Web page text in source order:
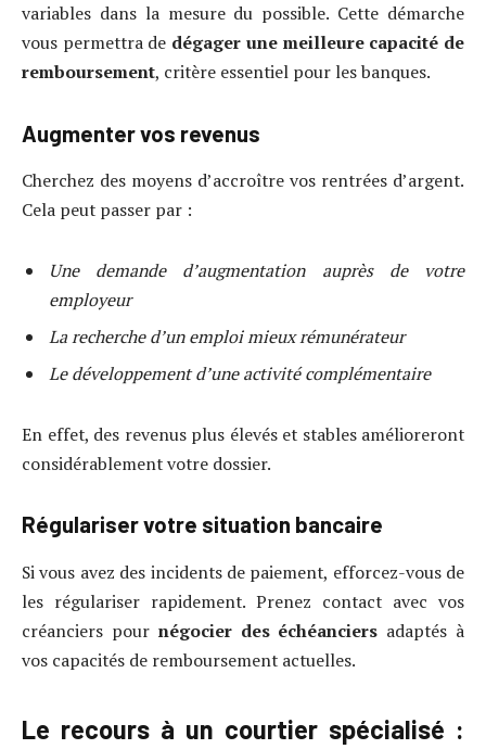
variables dans la mesure du possible. Cette démarche
vous permettra de dégager une meilleure capacité de
remboursement, critère essentiel pour les banques.
Augmenter vos revenus
Cherchez des moyens d’accroître vos rentrées d’argent.
Cela peut passer par :
Une demande d’augmentation auprès de votre
employeur
La recherche d’un emploi mieux rémunérateur
Le développement d’une activité complémentaire
En effet, des revenus plus élevés et stables amélioreront
considérablement votre dossier.
Régulariser votre situation bancaire
Si vous avez des incidents de paiement, efforcez-vous de
les régulariser rapidement. Prenez contact avec vos
créanciers pour négocier des échéanciers adaptés à
vos capacités de remboursement actuelles.
Le recours à un courtier spécialisé :